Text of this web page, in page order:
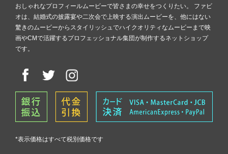
おしゃれなプロフィールムービーで皆さまの幸せをつくりたい。 ファビ
オは、結婚式の披露宴や二次会で上映する演出ムービーを、他にはない
驚きのムービーからスタイリッシュでハイクオリティなムービーまで映
画やCMで活躍するプロフェッショナル集団が制作するネットショップ
です。
*表示価格はすべて税別価格です